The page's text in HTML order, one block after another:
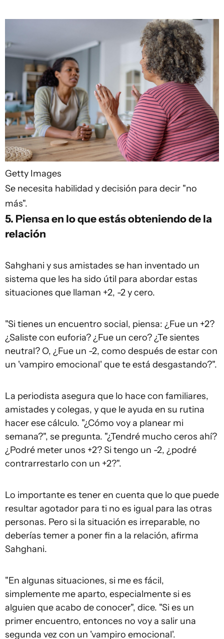
Getty Images
Se necesita habilidad y decisión para decir "no
más".
5. Piensa en lo que estás obteniendo de la
relación
Sahghani y sus amistades se han inventado un
sistema que les ha sido útil para abordar estas
situaciones que llaman +2, -2 y cero.
"Si tienes un encuentro social, piensa: ¿Fue un +2?
¿Saliste con euforia? ¿Fue un cero? ¿Te sientes
neutral? O, ¿Fue un -2, como después de estar con
un 'vampiro emocional' que te está desgastando?".
La periodista asegura que lo hace con familiares,
amistades y colegas, y que le ayuda en su rutina
hacer ese cálculo. "¿Cómo voy a planear mi
semana?", se pregunta. "¿Tendré mucho ceros ahí?
¿Podré meter unos +2? Si tengo un -2, ¿podré
contrarrestarlo con un +2?".
Lo importante es tener en cuenta que lo que puede
resultar agotador para ti no es igual para las otras
personas. Pero si la situación es irreparable, no
deberías temer a poner fin a la relación, afirma
Sahghani.
"En algunas situaciones, si me es fácil,
simplemente me aparto, especialmente si es
alguien que acabo de conocer", dice. "Si es un
primer encuentro, entonces no voy a salir una
segunda vez con un 'vampiro emocional'.